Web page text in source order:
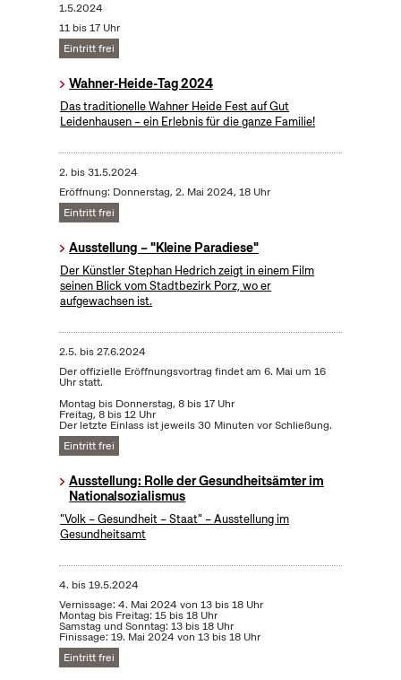
1.5.2024
11 bis 17 Uhr
Eintritt frei
Wahner-Heide-Tag 2024
Das traditionelle Wahner Heide Fest auf Gut
Leidenhausen – ein Erlebnis für die ganze Familie!
2. bis31.5.2024
Eröffnung: Donnerstag, 2. Mai 2024, 18 Uhr
Eintritt frei
Ausstellung – "Kleine Paradiese"
Der Künstler Stephan Hedrich zeigt in einem Film
seinen Blick vom Stadtbezirk Porz, wo er
aufgewachsen ist.
2.5. bis27.6.2024
Der offizielle Eröffnungsvortrag findet am 6. Mai um 16
Uhr statt.
Montag bis Donnerstag, 8 bis 17 Uhr
Freitag, 8 bis 12 Uhr
Der letzte Einlass ist jeweils 30 Minuten vor Schließung.
Eintritt frei
Ausstellung: Rolle der Gesundheitsämter im
Nationalsozialismus
"Volk – Gesundheit – Staat" – Ausstellung im
Gesundheitsamt
4. bis19.5.2024
Vernissage: 4. Mai 2024 von 13 bis 18 Uhr
Montag bis Freitag: 15 bis 18 Uhr
Samstag und Sonntag: 13 bis 18 Uhr
Finissage: 19. Mai 2024 von 13 bis 18 Uhr
Eintritt frei